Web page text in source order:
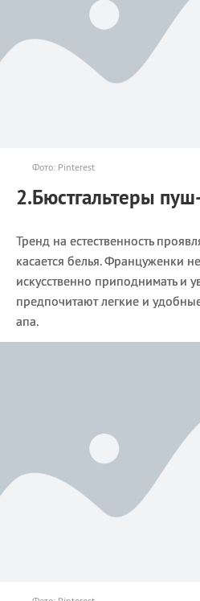
Фото: Pinterest
2.Бюстгальтеры
Тренд на естественность
касается белья. Француженки
искусственно приподнимать и
предпочитают легкие и
апа.